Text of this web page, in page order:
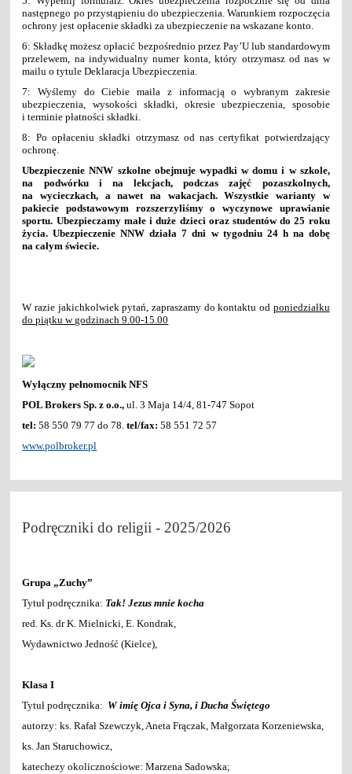
następnego po przystąpieniu do ubezpieczenia. Warunkiem rozpoczęcia
ochrony jest opłacenie składki za ubezpieczenie na wskazane konto.
6: Składkę możesz opłacić bezpośrednio przez Pay’U lub standardowym
przelewem, na indywidualny numer konta, który otrzymasz od nas w
mailu o tytule Deklaracja Ubezpieczenia.
7: Wyślemy do Ciebie maila z informacją o wybranym zakresie
ubezpieczenia, wysokości składki, okresie ubezpieczenia, sposobie
i terminie płatności składki.
8: Po opłaceniu składki otrzymasz od nas certyfikat potwierdzający
ochronę.
Ubezpieczenie NNW szkolne obejmuje wypadki w domu i w szkole,
na podwórku i na lekcjach, podczas zajęć pozaszkolnych,
na wycieczkach, a nawet na wakacjach. Wszystkie warianty w
pakiecie podstawowym rozszerzyliśmy o wyczynowe uprawianie
sportu. Ubezpieczamy małe i duże dzieci oraz studentów do 25 roku
życia. Ubezpieczenie NNW działa 7 dni w tygodniu 24 h na dobę
na całym świecie.
W razie jakichkolwiek pytań, zapraszamy do kontaktu od poniedziałku
do piątku w godzinach 9.00-15.00
Wyłączny pełnomocnik NFS
POL Brokers Sp. z o.o.,ul. 3 Maja 14/4, 81-747 Sopot
tel:58 550 79 77 do 78.tel/fax:58 551 72 57
www.polbroker.pl
Podręczniki do religii - 2025/2026
Grupa „Zuchy”
Tytuł podręcznika: Tak! Jezus mnie kocha
red. Ks. dr K. Mielnicki, E. Kondrak,
Wydawnictwo Jedność (Kielce),
Klasa I
Tytuł podręcznika: W imię Ojca i Syna, i Ducha Świętego
autorzy: ks. Rafał Szewczyk, Aneta Frączak, Małgorzata Korzeniewska,
ks. Jan Staruchowicz,
katechezy okolicznościowe: Marzena Sadowska;